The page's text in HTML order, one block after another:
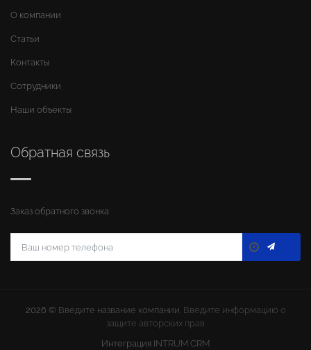
О компании
Статьи
Контакты
Сотрудники
Наши объекты
Обратная связь
Заказ обратного звонка
2026 © Введите название компании. Введите информацию о
защите авторских прав
Интеграция INTRUM CRM